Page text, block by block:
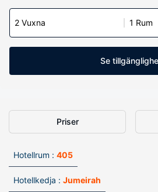
2 Vuxna 1 Rum
Se
Priser
Hotellrum : 405
Hotellkedja : Jumeirah